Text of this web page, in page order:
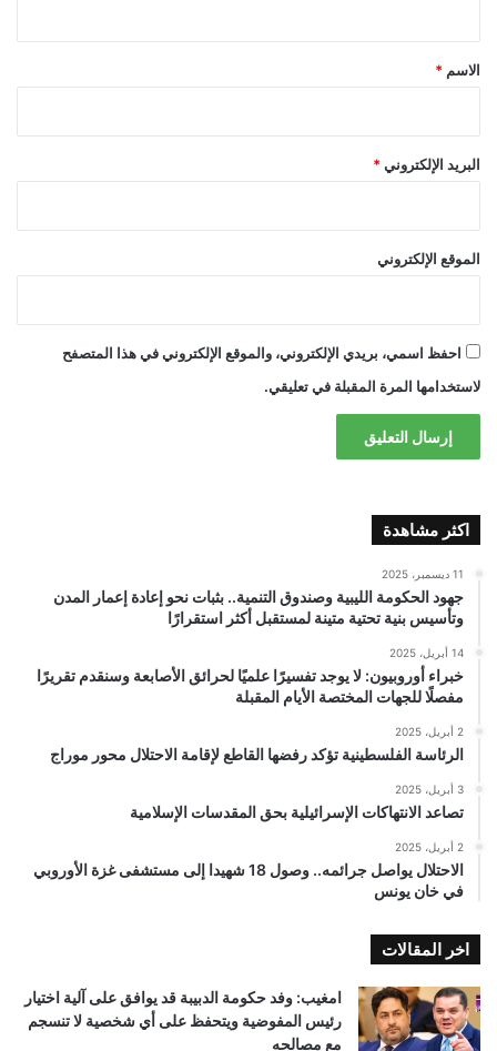
*
الاسم *
البريد الإلكتروني *
الموقع الإلكتروني
احفظ اسمي، بريدي الإلكتروني، والموقع الإلكتروني في هذا المتصفح
لاستخدامها المرة المقبلة في تعليقي.
اكثر مشاهدة
11 ديسمبر، 2025
جهود الحكومة الليبية وصندوق التنمية.. بثبات نحو إعادة إعمار المدن
وتأسيس بنية تحتية متينة لمستقبل أكثر استقرارًا
14 أبريل، 2025
خبراء أوروبيون: لا يوجد تفسيرًا علميًا لحرائق الأصابعة وسنقدم تقريرًا
مفصلًا للجهات المختصة الأيام المقبلة
2 أبريل، 2025
الرئاسة الفلسطينية تؤكد رفضها القاطع لإقامة الاحتلال محور موراج
3 أبريل، 2025
تصاعد الانتهاكات الإسرائيلية بحق المقدسات الإسلامية
2 أبريل، 2025
الاحتلال يواصل جرائمه.. وصول 18 شهيدا إلى مستشفى غزة الأوروبي
في خان يونس
اخر المقالات
امغيب: وفد حكومة الدبيبة قد يوافق على آلية اختيار
رئيس المفوضية ويتحفظ على أي شخصية لا تنسجم
مع مصالحه